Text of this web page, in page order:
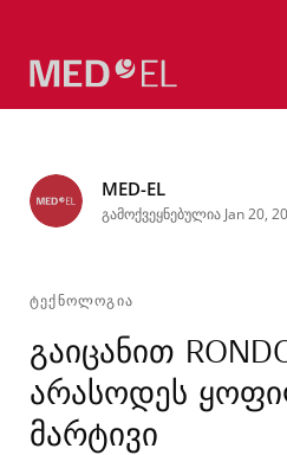
MED-EL
გამოქვეყნებულია Jan 20,
ᲢᲔᲥᲜᲝᲚᲝᲒᲘᲐ
გაიცანით
არასოდეს
მარტივი